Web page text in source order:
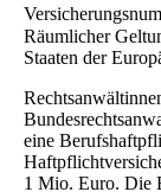
Räumlicher
Staaten der
eine
1 Mio. Euro. Die